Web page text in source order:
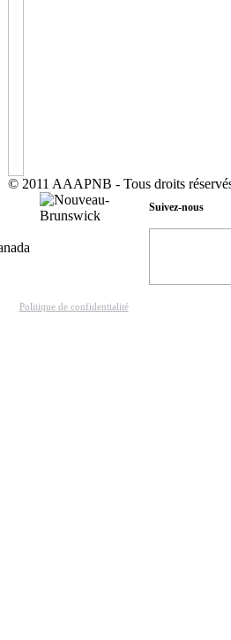
© 2011 AAAPNB - Tous droits
Suivez-nous
Politique de confidentialité